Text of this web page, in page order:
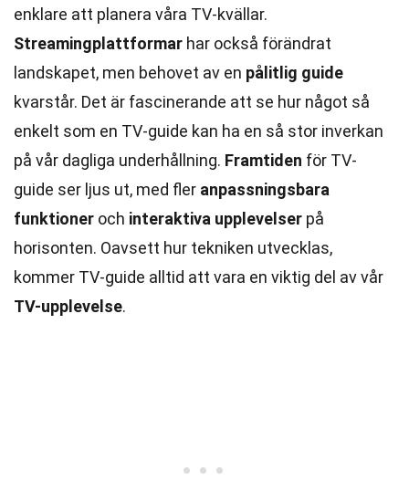
enklare att planera våra TV-kvällar.
Streamingplattformar har också förändrat
landskapet, men behovet av en pålitlig guide
kvarstår. Det är fascinerande att se hur något så
enkelt som en TV-guide kan ha en så stor inverkan
på vår dagliga underhållning. Framtiden för TV-
guide ser ljus ut, med fler anpassningsbara
funktioner och interaktiva upplevelser på
horisonten. Oavsett hur tekniken utvecklas,
kommer TV-guide alltid att vara en viktig del av vår
TV-upplevelse.